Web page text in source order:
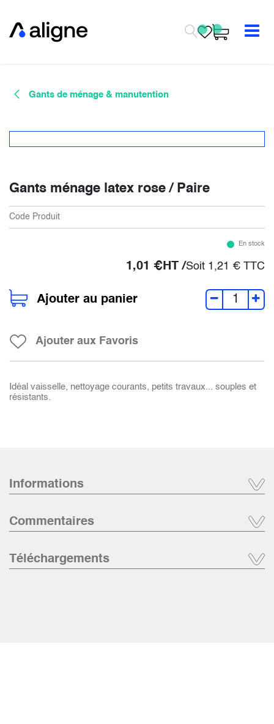
Gants de ménage & manutention
Gants ménage latex rose / Paire
Code Produit
En stock
1,01 €HT /Soit 1,21 € TTC
Ajouter au panier
Ajouter aux Favoris
Idéal vaisselle, nettoyage courants, petits travaux... souples et
résistants.
Informations
Commentaires
Téléchargements